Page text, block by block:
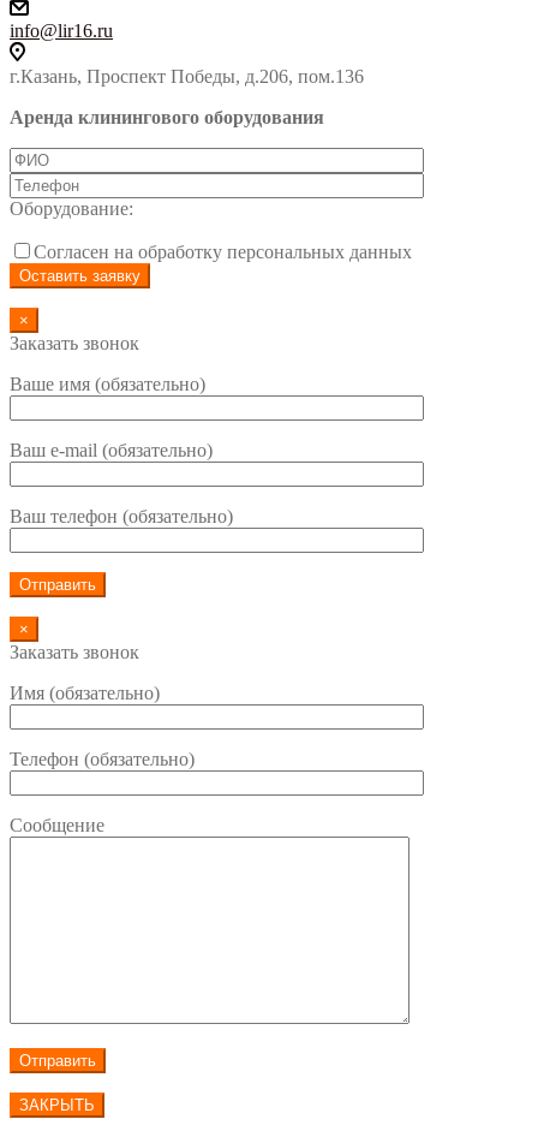
info@lir16.ru
г.Казань, Проспект Победы, д.206, пом.136
Аренда клинингового оборудования
Оборудование:
Согласен на обработку персональных данных
×
Заказать звонок
Ваше имя (обязательно)
Ваш e-mail (обязательно)
Ваш телефон (обязательно)
×
Заказать звонок
Имя (обязательно)
Телефон (обязательно)
Сообщение
ЗАКРЫТЬ